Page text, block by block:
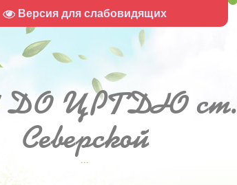
Версия для слабовидящих
ЦРТДЮ ст.
Северской
...